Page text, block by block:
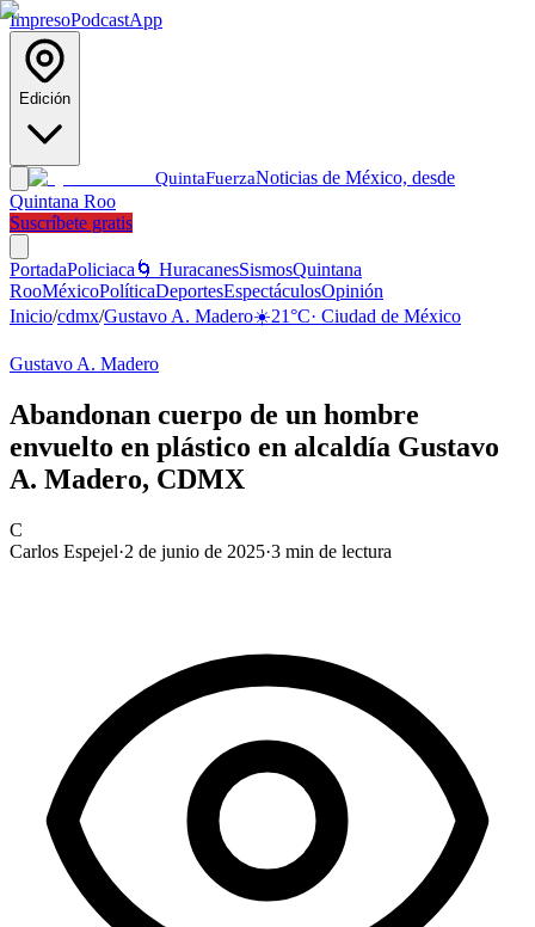
ImpresoPodcastApp
Edición
QuintaFuerzaNoticias de México, desde
Quintana Roo
Suscríbete gratis
PortadaPoliciaca 🌀 HuracanesSismosQuintana
RooMéxicoPolíticaDeportesEspectáculosOpinión
Inicio/cdmx/Gustavo A. Madero☀️21°C· Ciudad de México
Gustavo A. Madero
Abandonan cuerpo de un hombre
envuelto en plástico en alcaldía Gustavo
A. Madero, CDMX
C
Carlos Espejel·2 de junio de 2025·3 min de lectura